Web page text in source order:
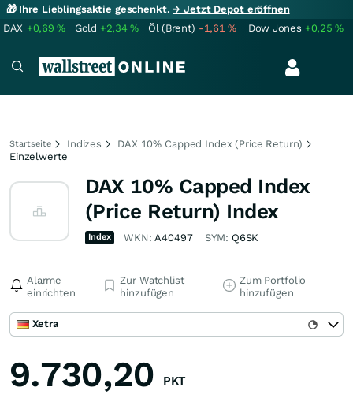
🎁 Ihre Lieblingsaktie geschenkt.→ Jetzt Depot eröffnen
DAX +0,69% Gold +2,34% Öl (Brent) -1,61% Dow Jones +0,25%
Startseite Indizes
DAX 10% Capped Index (Price Return)
Einzelwerte
DAX 10% Capped Index
(Price Return) Index
Index WKN:A40497 SYM: Q6SK
Alarme
einrichten
Zur Watchlist
hinzufügen
Zum Portfolio
hinzufügen
Xetra
9.730,20 PKT